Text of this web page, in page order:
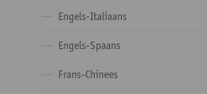
Engels-Italiaans
Engels-Spaans
Frans-Chinees